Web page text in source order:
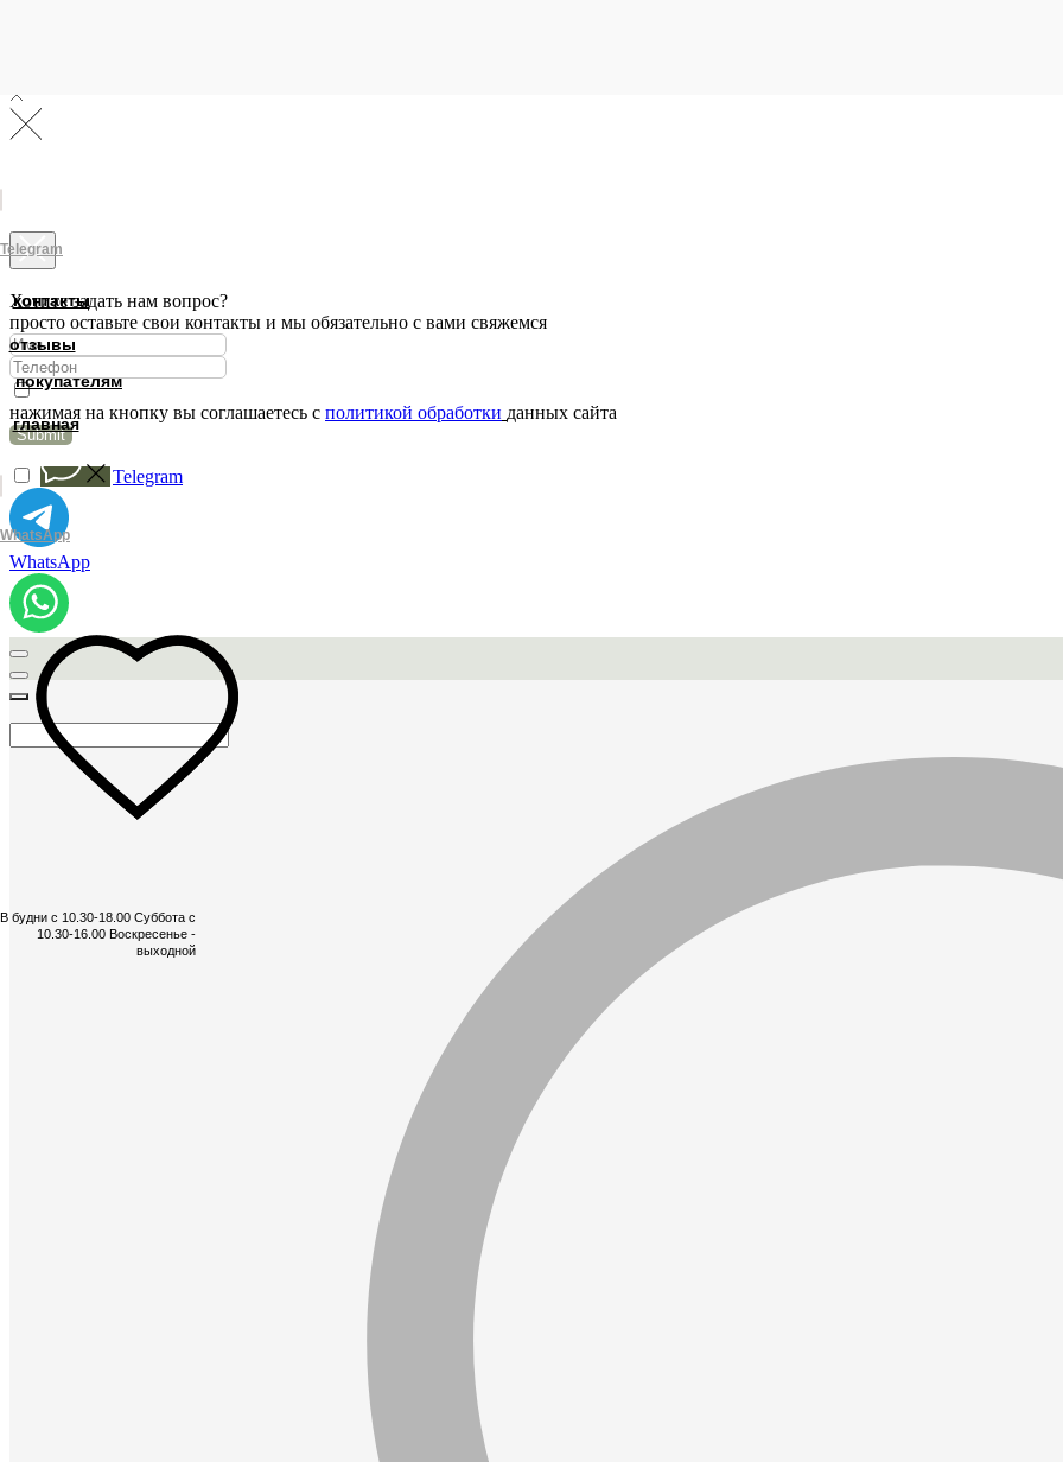
Telegram
контакты
отзывы
покупателям
главная
WhatsApp
В будни с 10.30-18.00 Суббота с
10.30-16.00 Воскресенье -
выходной
Хотите задать нам вопрос?
просто оставьте свои контакты и мы обязательно с вами свяжемся
нажимая на кнопку вы соглашаетесь с политикой обработки данных сайта
Submit
Telegram
WhatsApp